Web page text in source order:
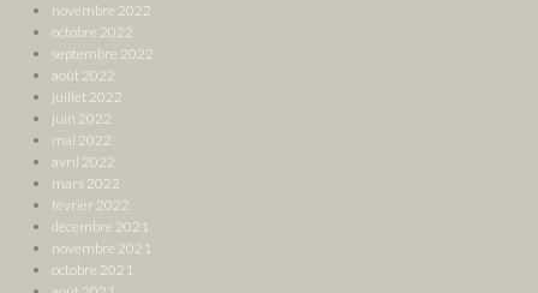
novembre 2022
octobre 2022
septembre 2022
août 2022
juillet 2022
juin 2022
mai 2022
avril 2022
mars 2022
février 2022
décembre 2021
novembre 2021
octobre 2021